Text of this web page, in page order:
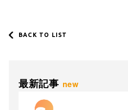
BACK TO LIST
最新記事 new